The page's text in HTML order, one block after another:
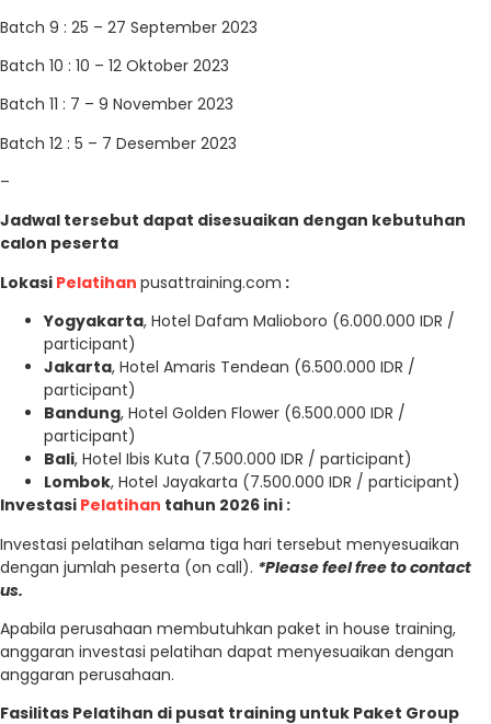
Batch 9 : 25 – 27 September 2023
Batch 10 : 10 – 12 Oktober 2023
Batch 11 : 7 – 9 November 2023
Batch 12 : 5 – 7 Desember 2023
–
Jadwal tersebut dapat disesuaikan dengan kebutuhan
calon peserta
Lokasi Pelatihan pusattraining.com :
Yogyakarta, Hotel Dafam Malioboro (6.000.000 IDR /
participant)
Jakarta, Hotel Amaris Tendean (6.500.000 IDR /
participant)
Bandung, Hotel Golden Flower (6.500.000 IDR /
participant)
Bali, Hotel Ibis Kuta (7.500.000 IDR / participant)
Lombok, Hotel Jayakarta (7.500.000 IDR / participant)
Investasi Pelatihan tahun 2026 ini :
Investasi pelatihan selama tiga hari tersebut menyesuaikan
dengan jumlah peserta (on call). *Please feel free to contact
us.
Apabila perusahaan membutuhkan paket in house training,
anggaran investasi pelatihan dapat menyesuaikan dengan
anggaran perusahaan.
Fasilitas Pelatihan di pusat training untuk Paket Group